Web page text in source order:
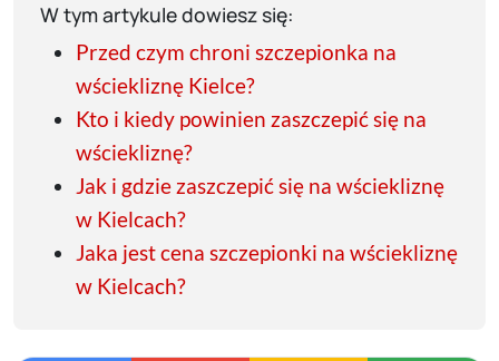
W tym artykule dowiesz się:
Przed czym chroni szczepionka na
wściekliznę Kielce?
Kto i kiedy powinien zaszczepić się na
wściekliznę?
Jak i gdzie zaszczepić się na wściekliznę
w Kielcach?
Jaka jest cena szczepionki na wściekliznę
w Kielcach?